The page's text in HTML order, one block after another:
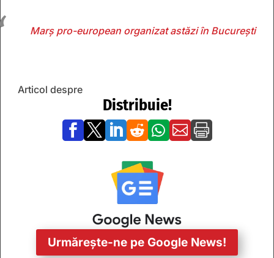
Marș pro-european organizat astăzi în București
Articol despre
Distribuie!
      
Urmărește-ne pe Google News!